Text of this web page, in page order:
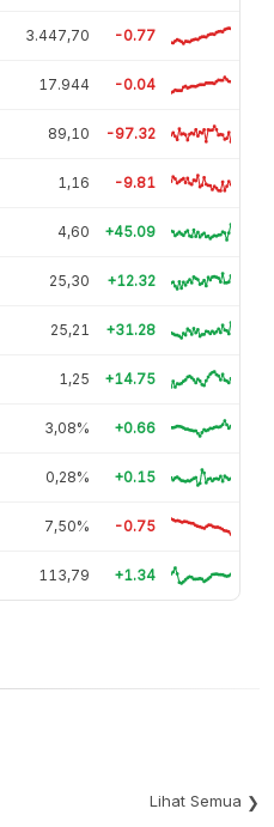
3.447,70 -0.77
17.944 -0.04
89,10 -97.32
1,16 -9.81
4,60 +45.09
25,30 +12.32
25,21 +31.28
1,25 +14.75
3,08% +0.66
0,28% +0.15
7,50% -0.75
113,79 +1.34
Lihat Semua